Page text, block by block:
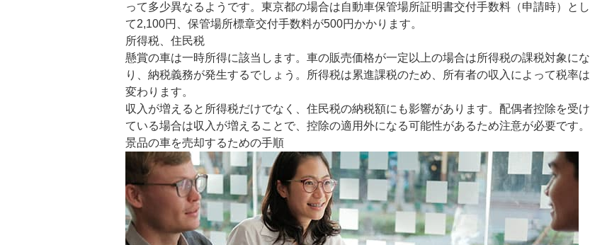
って多少異なるようです。東京都の場合は自動車保管場所証明書交付手数料（申請時）とし
て2,100円、保管場所標章交付手数料が500円かかります。
所得税、住民税
懸賞の車は一時所得に該当します。車の販売価格が一定以上の場合は所得税の課税対象にな
り、納税義務が発生するでしょう。所得税は累進課税のため、所有者の収入によって税率は
変わります。
収入が増えると所得税だけでなく、住民税の納税額にも影響があります。配偶者控除を受け
ている場合は収入が増えることで、控除の適用外になる可能性があるため注意が必要です。
景品の車を売却するための手順